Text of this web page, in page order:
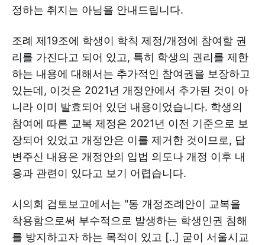
정하는 취지는 아님을 안내드립니다.
조례 제19조에 학생이 학칙 제정/개정에 참여할 권
리를 가진다고 되어 있고, 특히 학생의 권리를 제한
하는 내용에 대해서는 추가적인 참여권을 보장하고
있는데, 이것은 2021년 개정안에서 추가된 것이 아
니라 이미 발효되어 있던 내용이었습니다. 학생의
참여에 따른 교복 제정은 2021년 이전 기준으로 보
장되어 있었고 개정안은 이를 제거한 것이므로, 답
변주신 내용은 개정안의 입법 의도나 개정 이후 내
용과 관련이 있다고 보기 어렵습니다.
시의회 검토보고에서는 "동 개정조례안이 교복을
착용함으로써 부수적으로 발생하는 학생인권 침해
를 방지하고자 하는 목적이 있고 [..] 굳이 서울시교